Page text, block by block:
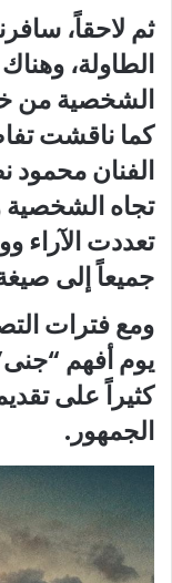
ثم لاحقاً،
الطاولة،
الشخصية من
كما ناقشت
الفنان
تجاه الشخصية
تعددت الآراء
جميعاً إلى
ومع فترات
يوم أفهم
كثيراً على
الجمهور.